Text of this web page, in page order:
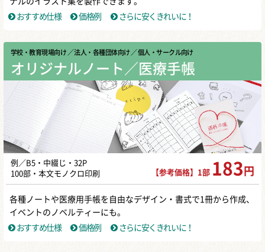
おすすめ仕様
価格例 さらに安くきれいに！
学校・教育現場向け ／ 法人・各種団体向け ／ 個人・サークル向け
オリジナルノート／医療手帳
例／B5・中綴じ・32P
100部・本文モノクロ印刷
【参考価格】1部 183 円
各種ノートや医療用手帳を自由なデザイン・書式で1冊から作成、
イベントのノベルティーにも。
おすすめ仕様
価格例 さらに安くきれいに！